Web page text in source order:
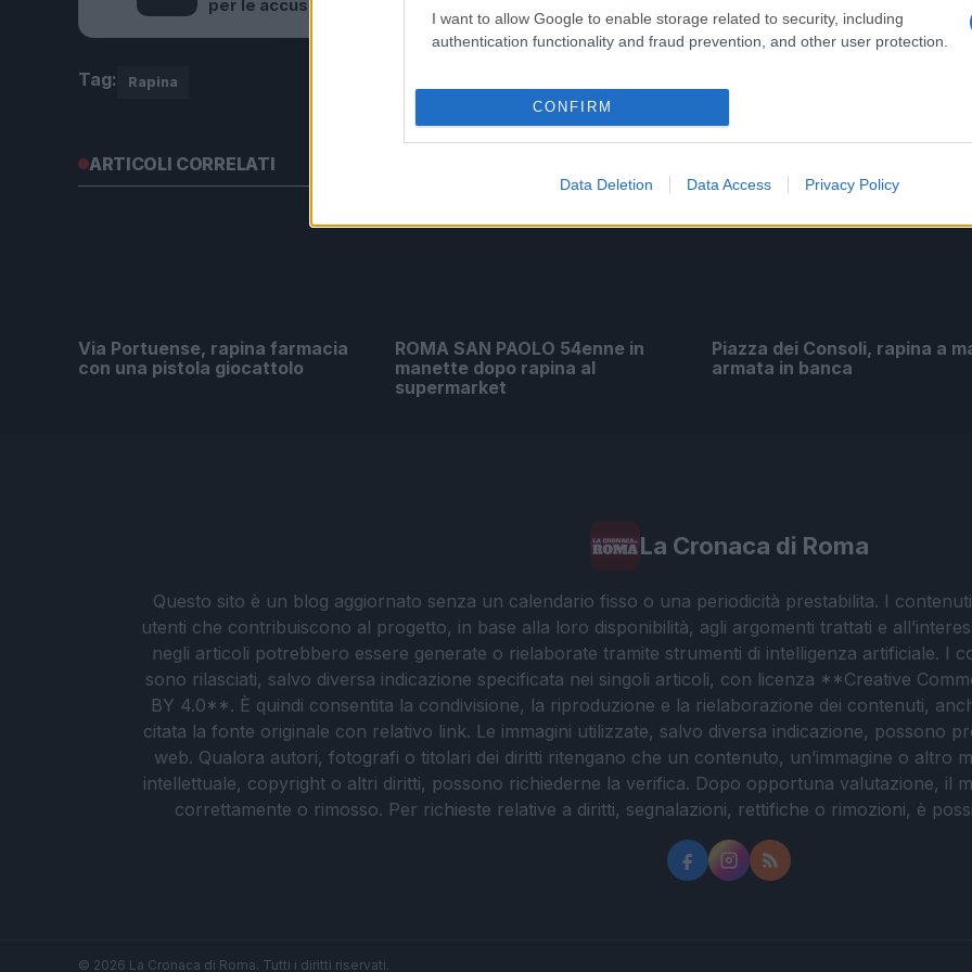
I want to allow Google to enable storage related to security, including
authentication functionality and fraud prevention, and other user protection.
CONFIRM
Data Deletion Data Access Privacy Policy
per le accuse rivolte a Fedez
Tag: Rapina
ARTICOLI CORRELATI
Via Portuense, rapina farmacia
con una pistola giocattolo
ROMA SAN PAOLO 54enne in
manette dopo rapina al
supermarket
Piazza dei Consoli, rapina a
armata in banca
La Cronaca di Roma
Questo sito è un blog aggiornato senza un calendario fisso o una periodicità prestabilita. I
utenti che contribuiscono al progetto, in base alla loro disponibilità, agli argomenti trattati e
negli articoli potrebbero essere generate o rielaborate tramite strumenti di intelligenza artificiale. I
sono rilasciati, salvo diversa indicazione specificata nei singoli articoli, con licenza **Creative
BY 4.0**. È quindi consentita la condivisione, la riproduzione e la rielaborazione dei contenuti,
citata la fonte originale con relativo link. Le immagini utilizzate, salvo diversa indicazione, possono
web. Qualora autori, fotografi o titolari dei diritti ritengano che un contenuto, un’immagine o altro
intellettuale, copyright o altri diritti, possono richiederne la verifica. Dopo opportuna valutazione, il
correttamente o rimosso. Per richieste relative a diritti, segnalazioni, rettifiche o rimozioni, è
© 2026 La Cronaca di Roma. Tutti i diritti riservati.